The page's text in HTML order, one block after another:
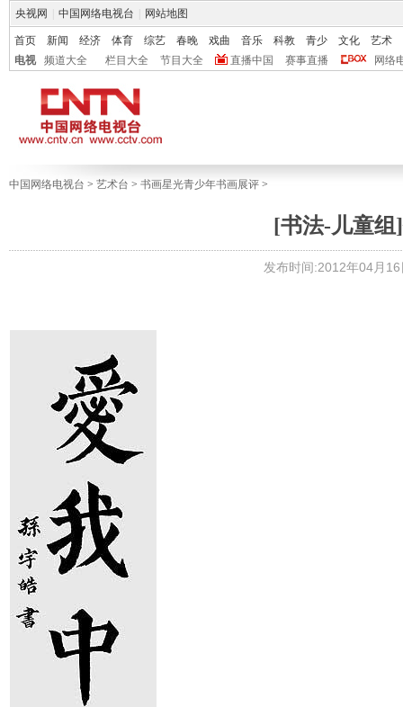
央视网 中国网络电视台 网站地图
首页 新闻 经济 体育 综艺 春晚 戏曲 音乐 科教 青少 文化
艺术
电视
频道大全 栏目大全 节目大全 直播中国 赛事直播 网络
中国网络电视台 > 艺术台 > 书画星光青少年书画展评 >
[书法-儿童组
发布时间:2012年04月